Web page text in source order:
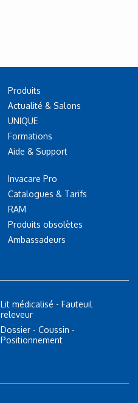
Produits
Actualité & Salons
UNIQUE
Formations
Aide & Support
Invacare Pro
Catalogues & Tarifs
RAM
Produits obsolètes
Ambassadeurs
Lit médicalisé - Fauteuil
releveur
Dossier - Coussin -
Positionnement